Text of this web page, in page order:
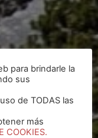
para brindarle la
sus
de TODAS las
más
COOKIES.